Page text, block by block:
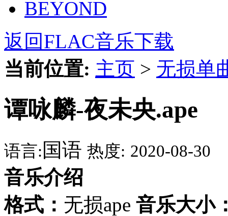
BEYOND
返回FLAC音乐下载
当前位置: 主页 > 无损单
谭咏麟-夜未央.ape
语言:国语 热度: 2020-08-30
音乐介绍
格式： 无损ape 音乐大小